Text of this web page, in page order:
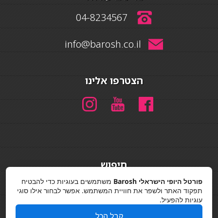
04-8234567
info@barosh.co.il
הצטרפו אלינו
חיפוש
מדיניות פרטיות
פורטל היופי הישראלי Barosh
משתמשים בעוגיות כדי להבטיח
תפקוד האתר ולשפר את חוויית המשתמש. אפשר לבחור אילו סוגי
עוגיות להפעיל.